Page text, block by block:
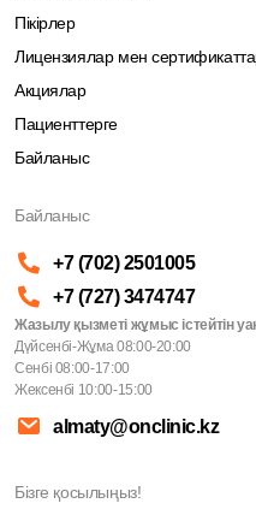
Пікірлер
Лицензиялар мен
Акциялар
Пациенттерге
Байланыс
Байланыс
+7 (702) 2501005
+7 (727) 3474747
Жазылу қызметі жұмыс істейтін
Дүйсенбі-Жұма 08:00-20:00
Сенбі 08:00-17:00
Жексенбі 10:00-15:00
almaty@onclinic.kz
Бізге қосылыңыз!